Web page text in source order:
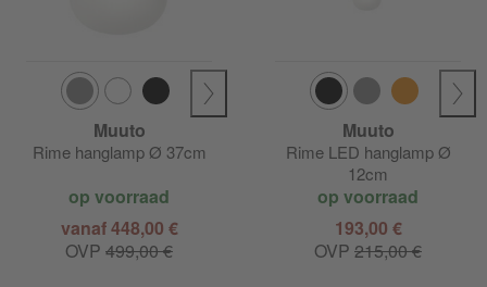
Muuto
Rime hanglamp Ø 37cm
op voorraad
vanaf 448,00 €
OVP 499,00 €
Muuto
Rime LED hanglamp Ø
12cm
op voorraad
193,00 €
OVP 215,00 €